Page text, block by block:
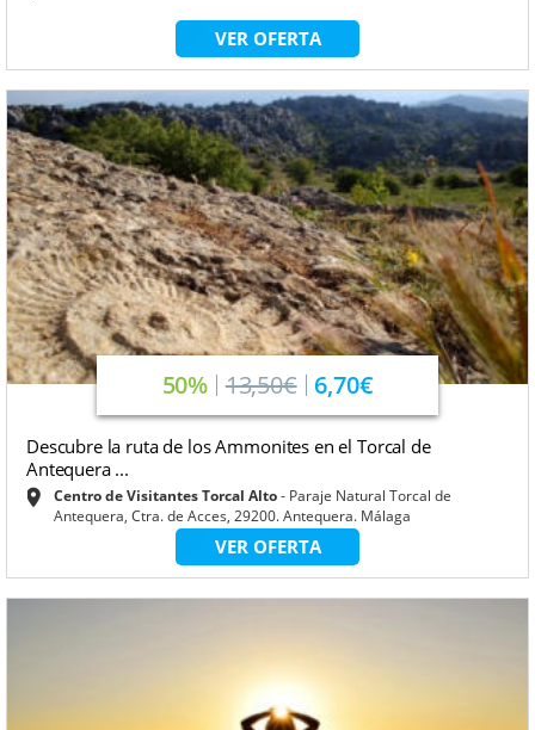
VER OFERTA
50% 13,50€ 6,70€
Descubre la ruta de los Ammonites en el Torcal de
Antequera ...
Centro de Visitantes Torcal Alto
Paraje Natural Torcal de
Antequera, Ctra. de Acces, 29200. Antequera. Málaga
VER OFERTA